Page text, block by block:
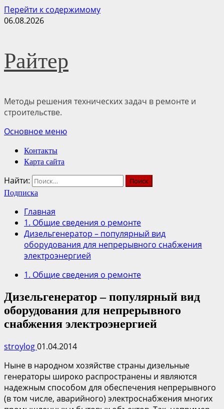
Перейти к содержимому
06.08.2026
Райтер
Методы решения технических задач в ремонте и
строительстве.
Основное меню
Контакты
Карта сайта
Найти:
Подписка
Главная
1. Общие сведения о ремонте
Дизельгенератор – популярный вид
оборудования для непрерывного снабжения
электроэнергией
1. Общие сведения о ремонте
Дизельгенератор – популярный вид
оборудования для непрерывного
снабжения электроэнергией
stroylog01.04.2014
Ныне в народном хозяйстве страны дизельные
генераторы широко распространены и являются
надежным способом для обеспечения непрерывного
(в том числе, аварийного) электроснабжения многих